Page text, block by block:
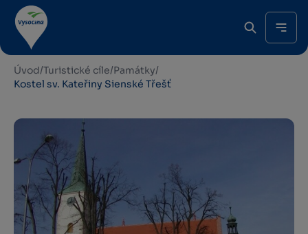
Úvod/Turistické cíle/Památky/
Kostel sv. Kateřiny Sienské Třešť